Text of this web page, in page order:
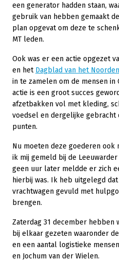
een generator hadden staan,
gebruik van hebben gemaakt
plan opgevat om deze te
MT leden.
Ook was er een actie opgezet
en het Dagblad van het Noorden
in te zamelen om de mensen in
actie is een groot succes
afzetbakken vol met kleding,
voedsel en dergelijke
punten.
Nu moeten deze goederen ook
ik mij gemeld bij de
geen uur later meldde er zich
hierbij was. Ik heb uitgelegd
vrachtwagen gevuld met
brengen.
Zaterdag 31 december hebben
bij elkaar gezeten waaronder
en een aantal logistieke
en Jochum van der Wielen.